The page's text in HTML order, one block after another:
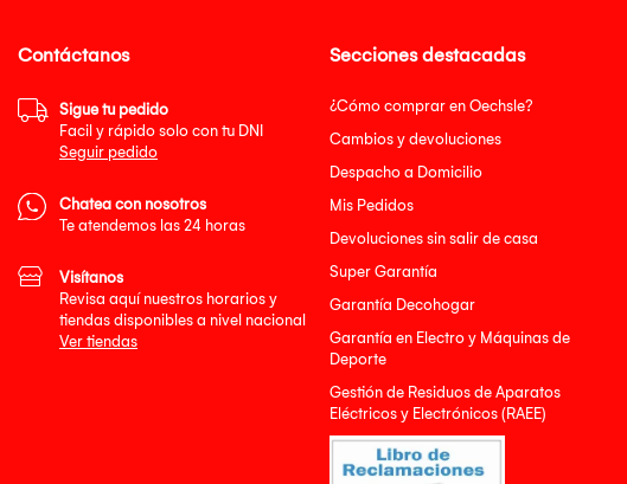
Secciones destacadas
¿Cómo comprar en Oechsle?
Cambios y devoluciones
Despacho a Domicilio
Mis Pedidos
Devoluciones sin salir de casa
Super Garantía
Garantía Decohogar
Garantía en Electro y Máquinas de
Deporte
Gestión de Residuos de Aparatos
Eléctricos y Electrónicos (RAEE)
Contáctanos
Sigue tu pedido
Facil y rápido solo con tu DNI
Seguir pedido
Chatea con nosotros
Te atendemos las 24 horas
Visítanos
Revisa aquí nuestros horarios y
tiendas disponibles a nivel nacional
Ver tiendas